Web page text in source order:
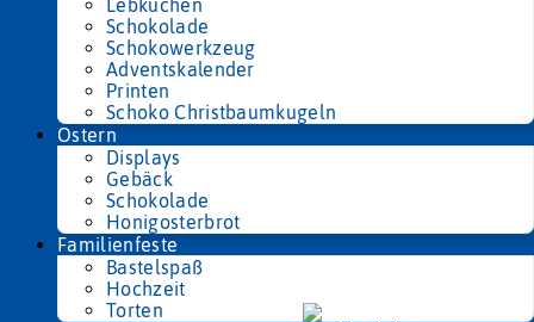
Lebkuchen
Schokolade
Schokowerkzeug
Adventskalender
Printen
Schoko Christbaumkugeln
Ostern
Displays
Gebäck
Schokolade
Honigosterbrot
Familienfeste
Bastelspaß
Hochzeit
Torten